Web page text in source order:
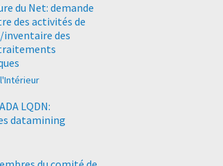
du Net: demande
des activités de
des
LQDN:
datamining